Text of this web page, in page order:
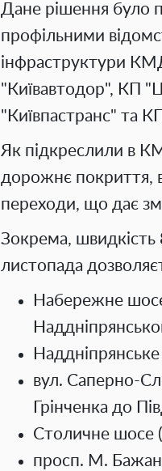
Дане рішення було
профільними
інфраструктури
"Київавтодор", КП
"Київпастранс" та
Як підкреслили в
дорожнє покриття,
переходи, що дає
Зокрема, швидкість
листопада
Набережне
вул. Саперно-
Грінченка до
Столичне шосе
просп. М.